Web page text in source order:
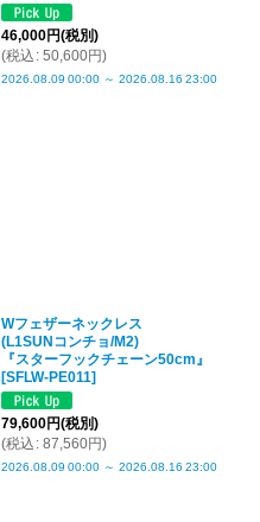
46,000円(税別)
(税込 : 50,600円)
2026.08.09 00:00 ～ 2026.08.16 23:00
Wフェザーネックレス
(L1SUNコンチョ/M2)
『スターフックチェーン50cm』
[SFLW-PE011]
79,600円(税別)
(税込 : 87,560円)
2026.08.09 00:00 ～ 2026.08.16 23:00